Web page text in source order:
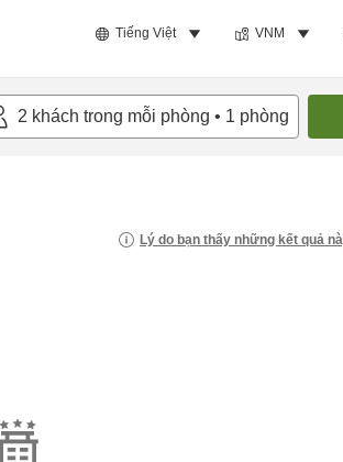
Tiếng Việt VNM
2 khách trong mỗi phòng • 1 phòng
Lý do bạn thấy những kết quả